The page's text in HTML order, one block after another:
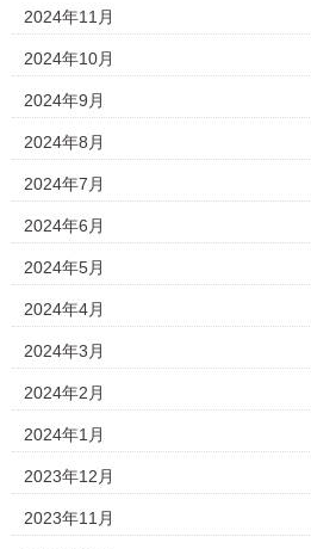
2024年11月
2024年10月
2024年9月
2024年8月
2024年7月
2024年6月
2024年5月
2024年4月
2024年3月
2024年2月
2024年1月
2023年12月
2023年11月